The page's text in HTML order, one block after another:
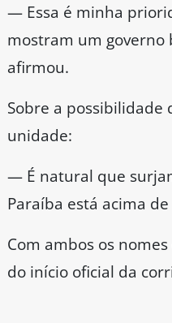
— Essa é minha
mostram um governo
afirmou.
Sobre a possibilidade
unidade:
— É natural que
Paraíba está acima
Com ambos os
do início oficial da